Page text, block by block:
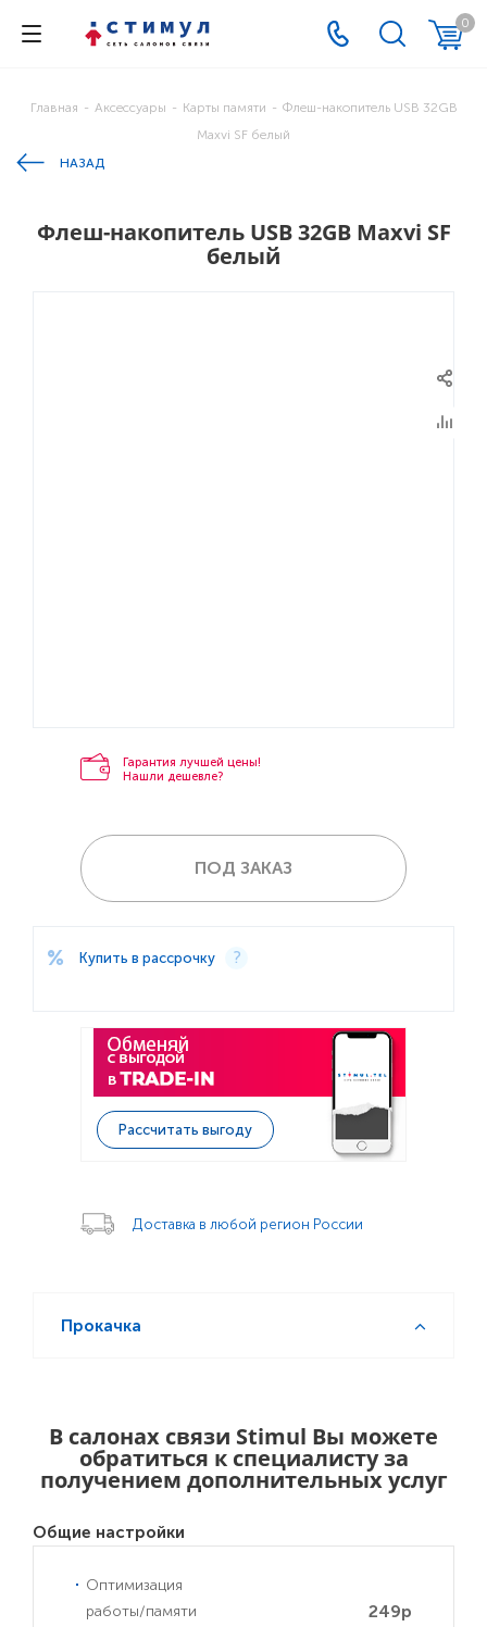
0
Главная - Аксессуары - Карты памяти - Флеш-накопитель USB 32GB
Maxvi SF белый
НАЗАД
Флеш-накопитель USB 32GB Maxvi SF
белый
Гарантия лучшей цены!
Нашли дешевле?
ПОД ЗАКАЗ
Купить в рассрочку
Рассчитать выгоду
Доставка в любой регион России
Прокачка
В салонах связи Stimul Вы можете
обратиться к специалисту за
получением дополнительных услуг
Общие настройки
Оптимизация
работы/памяти
249р